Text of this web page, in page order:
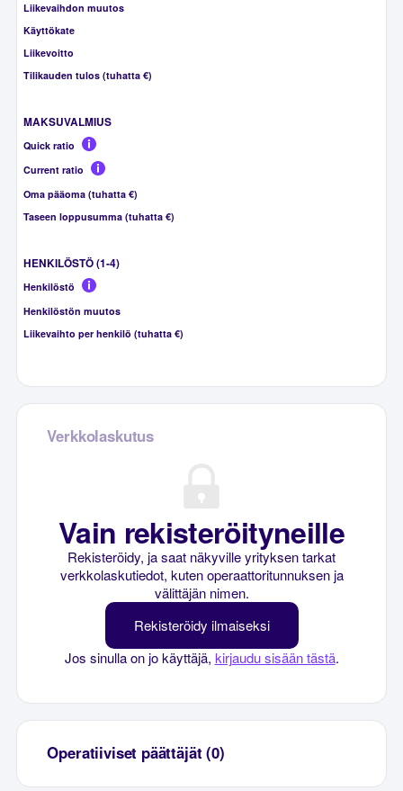
Liikevaihdon muutos
Käyttökate
Liikevoitto
Tilikauden tulos (tuhatta €)
MAKSUVALMIUS
Quick ratio
Current ratio
Oma pääoma (tuhatta €)
Taseen loppusumma (tuhatta €)
HENKILÖSTÖ (1-4)
Henkilöstö
Henkilöstön muutos
Liikevaihto per henkilö (tuhatta €)
Verkkolaskutus
Vain rekisteröityneille
Rekisteröidy, ja saat näkyville yrityksen tarkat
verkkolaskutiedot, kuten operaattoritunnuksen ja
välittäjän nimen.
Rekisteröidy ilmaiseksi
Jos sinulla on jo käyttäjä, kirjaudu sisään tästä.
Operatiiviset päättäjät (0)